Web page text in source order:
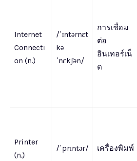
Internet
Connecti
on (n.)
/ˈɪntərnɛt
kə
ˈnɛkʃən/
การเชื่อม
ต่อ
อินเทอร์เน็
ต
Printer
(n.)
/ˈprɪntər/ เครื่องพิมพ์